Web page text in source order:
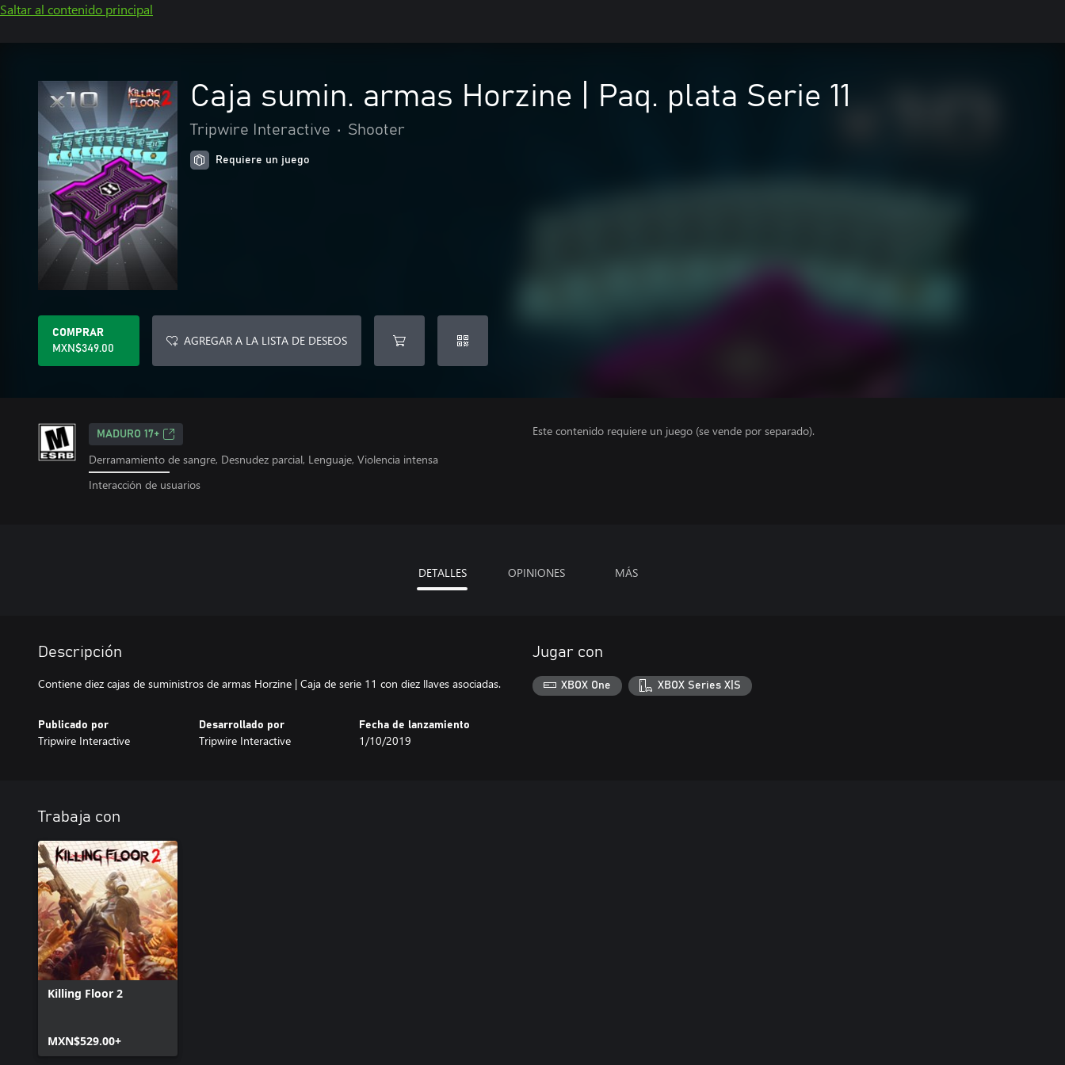
Saltar al contenido principal
Caja sumin. armas Horzine | Paq. plata Serie 11
Tripwire Interactive • Shooter
Requiere un juego
COMPRAR
MXN$349.00
AGREGAR A LA LISTA DE DESEOS
MADURO 17+
Derramamiento de sangre, Desnudez parcial, Lenguaje, Violencia intensa
Interacción de usuarios
Este contenido requiere un juego (se vende por separado).
DETALLES OPINIONES MÁS
Descripción
Contiene diez cajas de suministros de armas Horzine | Caja de serie 11 con diez llaves asociadas.
Publicado por
Tripwire Interactive
Desarrollado por
Tripwire Interactive
Fecha de lanzamiento
1/10/2019
Jugar con
XBOX One XBOX Series X|S
Trabaja con
Killing Floor 2
MXN$529.00+